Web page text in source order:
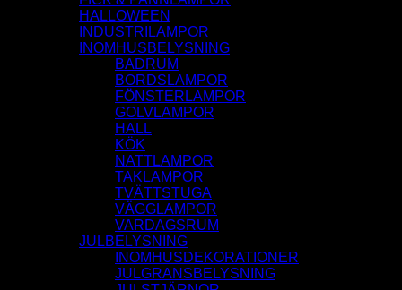
HALLOWEEN
INDUSTRILAMPOR
INOMHUSBELYSNING
BADRUM
BORDSLAMPOR
FÖNSTERLAMPOR
GOLVLAMPOR
HALL
KÖK
NATTLAMPOR
TAKLAMPOR
TVÄTTSTUGA
VÄGGLAMPOR
VARDAGSRUM
JULBELYSNING
INOMHUSDEKORATIONER
JULGRANSBELYSNING